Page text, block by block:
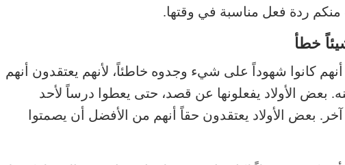
ردة فعل مناسبة في وقتها.
خطأ
أنهم كانوا شهوداً على شيء وجدوه خاطئاً، لأنهم يعتقدون أنهم
بعض الأولاد يفعلونها عن قصد، حتى يعطوا درساً لأحد
بعض الأولاد يعتقدون حقاً أنهم من الأفضل أن يصمتوا